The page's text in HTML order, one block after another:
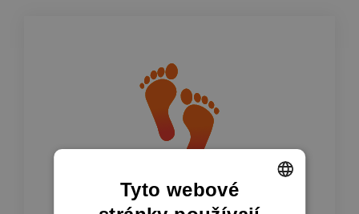
ENGLISH
Tyto webové